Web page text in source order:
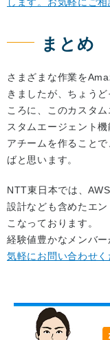
まとめ
さまざまな作業を
きましたが、ちょう
ころに、このカスタ
スタムエージェント
アチームを作ること
ばと思います。
NTT東日本では、
設計なども含めたエ
こなっております。
経験値豊かなメンバ
気軽にお問い合わせく